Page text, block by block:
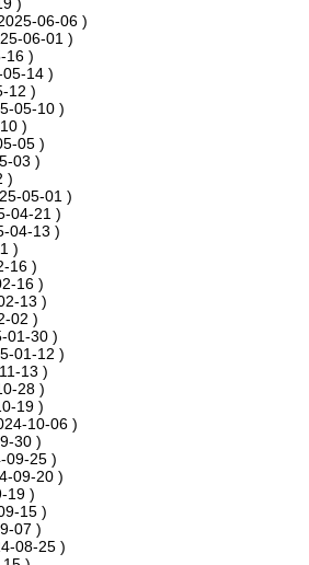
06-06 )
06-01 )
16 )
14 )
12 )
05-10 )
)
05 )
03 )
)
05-01 )
04-21 )
04-13 )
)
16 )
16 )
13 )
02 )
01-30 )
01-12 )
13 )
28 )
19 )
10-06 )
30 )
09-25 )
09-20 )
19 )
15 )
07 )
08-25 )